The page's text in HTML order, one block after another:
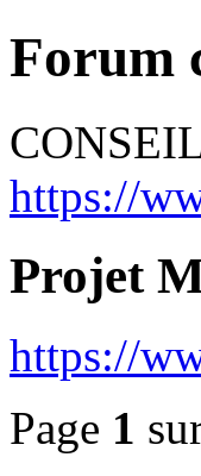
Forum
https://
Projet
https://
Page 1